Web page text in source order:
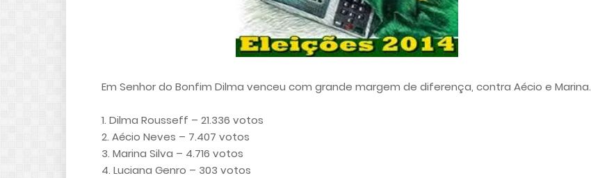
Em Senhor do Bonfim Dilma venceu com grande margem de diferença, contra Aécio e Marina.
1. Dilma Rousseff – 21.336 votos
2. Aécio Neves – 7.407 votos
3. Marina Silva – 4.716 votos
4. Luciana Genro – 303 votos